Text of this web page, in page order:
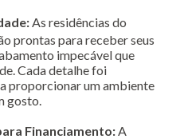
As residências do
prontas para receber seus
impecável que
Cada detalhe foi
proporcionar um ambiente
gosto.
Financiamento: A